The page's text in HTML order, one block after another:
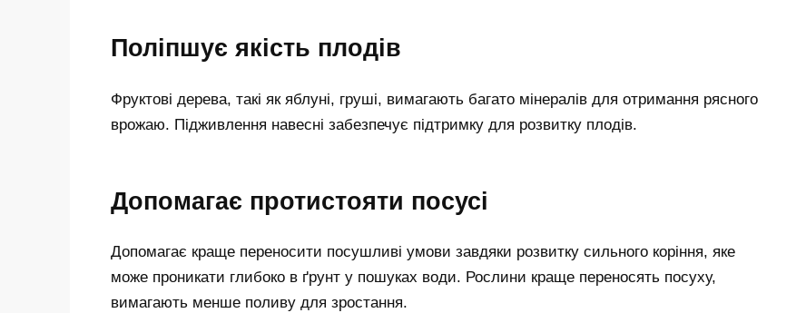
Поліпшує якість плодів
Фруктові дерева, такі як яблуні, груші, вимагають багато мінералів для отримання рясного
врожаю. Підживлення навесні забезпечує підтримку для розвитку плодів.
Допомагає протистояти посусі
Допомагає краще переносити посушливі умови завдяки розвитку сильного коріння, яке
може проникати глибоко в ґрунт у пошуках води. Рослини краще переносять посуху,
вимагають менше поливу для зростання.